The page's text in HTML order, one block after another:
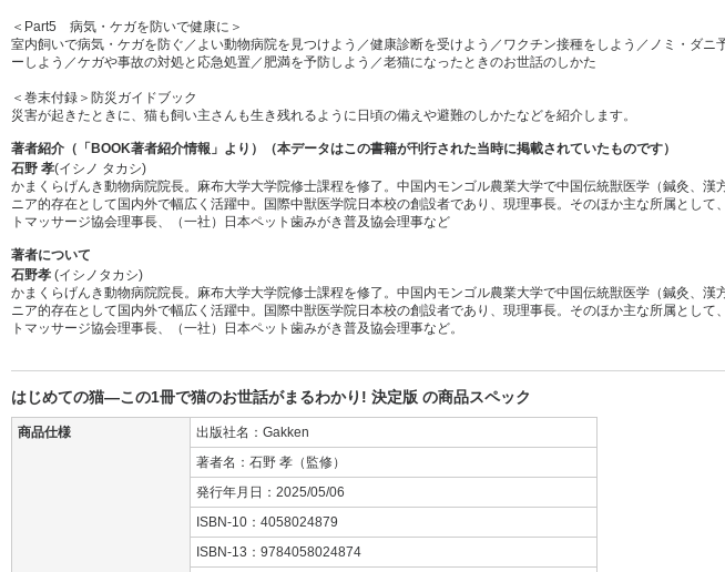
＜Part5 病気・ケガを防いで健康に＞
室内飼いで病気・ケガを防ぐ／よい動物病院を見つけよう／健康診断を受けよう／ワクチン接種をしよう／ノミ・ダ
ーしよう／ケガや事故の対処と応急処置／肥満を予防しよう／老猫になったときのお世話のしかた
＜巻末付録＞防災ガイドブック
災害が起きたときに、猫も飼い主さんも生き残れるように日頃の備えや避難のしかたなどを紹介します。
著者紹介（「BOOK著者紹介情報」より）（本データはこの書籍が刊行された当時に掲載されていたものです）
石野 孝(イシノ タカシ)
かまくらげんき動物病院院長。麻布大学大学院修士課程を修了。中国内モンゴル農業大学で中国伝統獣医学（鍼灸、
ニア的存在として国内外で幅広く活躍中。国際中獣医学院日本校の創設者であり、現理事長。そのほか主な所属とし
トマッサージ協会理事長、（一社）日本ペット歯みがき普及協会理事など
著者について
石野孝 (イシノタカシ)
かまくらげんき動物病院院長。麻布大学大学院修士課程を修了。中国内モンゴル農業大学で中国伝統獣医学（鍼灸、
ニア的存在として国内外で幅広く活躍中。国際中獣医学院日本校の創設者であり、現理事長。そのほか主な所属とし
トマッサージ協会理事長、（一社）日本ペット歯みがき普及協会理事など。
はじめての猫―この1冊で猫のお世話がまるわかり! 決定版 の商品スペック
商品仕様
出版社名：Gakken
著者名：石野 孝（監修）
発行年月日：2025/05/06
ISBN-10：4058024879
ISBN-13：9784058024874